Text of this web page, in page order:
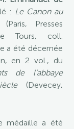
: Le Canon au
Presses
Tours, coll.
a été décernée
en 2 vol., du
de l’abbaye
(Devecey,
a été